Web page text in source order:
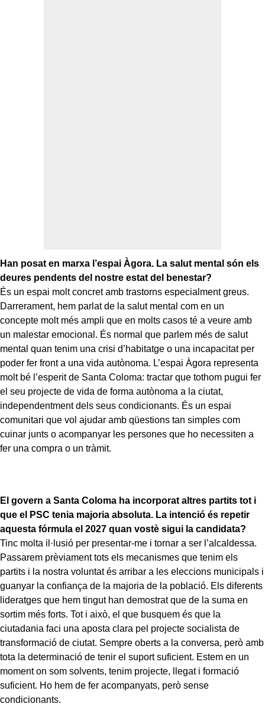
Han posat en marxa l’espai Àgora. La salut mental són els
deures pendents del nostre estat del benestar?
És un espai molt concret amb trastorns especialment greus.
Darrerament, hem parlat de la salut mental com en un
concepte molt més ampli que en molts casos té a veure amb
un malestar emocional. És normal que parlem més de salut
mental quan tenim una crisi d’habitatge o una incapacitat per
poder fer front a una vida autònoma. L’espai Àgora representa
molt bé l’esperit de Santa Coloma: tractar que tothom pugui fer
el seu projecte de vida de forma autònoma a la ciutat,
independentment dels seus condicionants. És un espai
comunitari que vol ajudar amb qüestions tan simples com
cuinar junts o acompanyar les persones que ho necessiten a
fer una compra o un tràmit.
El govern a Santa Coloma ha incorporat altres partits tot i
que el PSC tenia majoria absoluta. La intenció és repetir
aquesta fórmula el 2027 quan vostè sigui la candidata?
Tinc molta il·lusió per presentar-me i tornar a ser l’alcaldessa.
Passarem prèviament tots els mecanismes que tenim els
partits i la nostra voluntat és arribar a les eleccions municipals i
guanyar la confiança de la majoria de la població. Els diferents
lideratges que hem tingut han demostrat que de la suma en
sortim més forts. Tot i això, el que busquem és que la
ciutadania faci una aposta clara pel projecte socialista de
transformació de ciutat. Sempre oberts a la conversa, però amb
tota la determinació de tenir el suport suficient. Estem en un
moment on som solvents, tenim projecte, llegat i formació
suficient. Ho hem de fer acompanyats, però sense
condicionants.